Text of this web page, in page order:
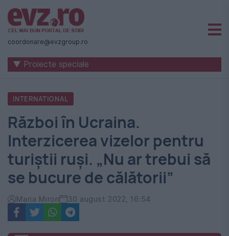
Știri
naționale
internaționale
România
-
Evenimentul
Zilei
coordonare@evzgroup.ro
▼ Proiecte speciale
INTERNATIONAL
Război în Ucraina.
Interzicerea vizelor pentru
turiștii ruși. „Nu ar trebui să
se bucure de călătorii”
Maria Miron 30 august 2022, 16:54